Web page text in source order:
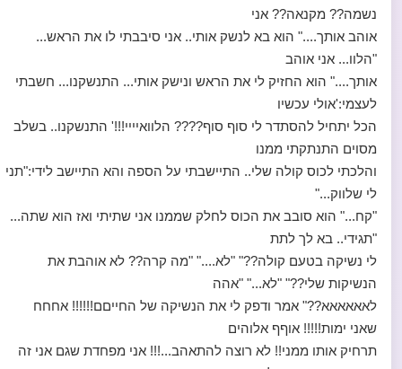
נשמה?? מקנאה?? אני
אוהב אותך...." הוא בא לנשק אותי.. אני סיבבתי לו את הראש...
"הלוו... אני אוהב
אותך...." הוא החזיק לי את הראש ונישק אותי... התנשקנו... חשבתי
לעצמי:'אולי עכשיו
הכל יתחיל להסתדר לי סוף סוף???? הלוואיייי!!!' התנשקנו.. בשלב
מסוים התנתקתי ממנו
והלכתי לכוס קולה שלי.. התיישבתי על הספה והא התיישב לידי:"תני
לי שלווק..."
"קח..." הוא סובב את הכוס לחלק שממנו אני שתיתי ואז הוא שתה...
"תגידי.. בא לך לתת
לי נשיקה בטעם קולה??" "לא...." "מה קרה?? לא אוהבת את
הנשיקות שלי??" "לא..." "אהה
לאאאאאא??" אמר ודפק לי את הנשיקה של החייםם!!!!!! אחחח
שאני ימות!!!!! אוףף אלוהים
תרחיק אותו ממני!! לא רוצה להתאהב...!!! אני מפחדת שגם אני זה